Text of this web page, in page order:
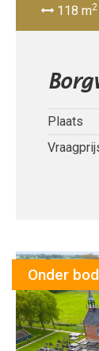
118 m2
Plaats
Onder bod